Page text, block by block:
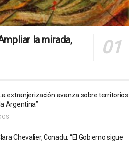
la mirada,
extranjerización avanza sobre territorios
Argentina”
Chevalier, Conadu: “El Gobierno sigue